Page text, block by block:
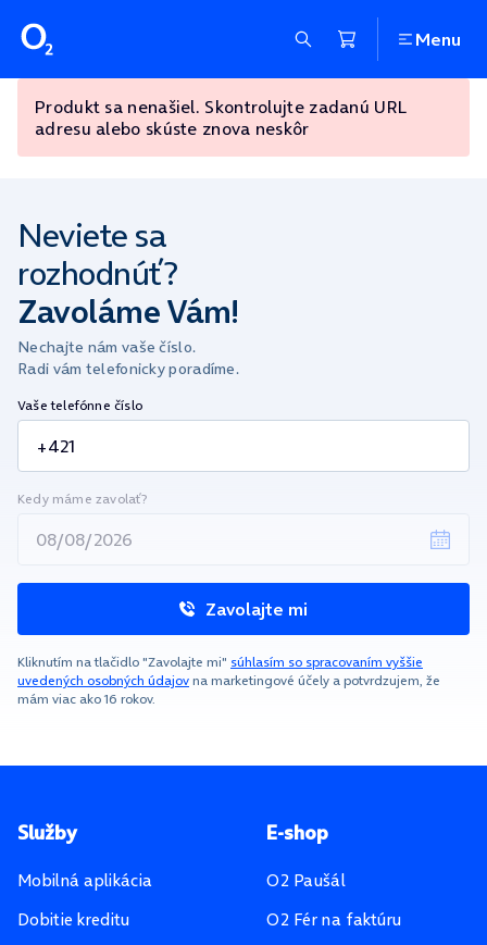
Menu
Produkt sa nenašiel. Skontrolujte zadanú URL
adresu alebo skúste znova neskôr
Neviete sa
rozhodnúť?
Zavoláme Vám!
Nechajte nám vaše číslo.
Radi vám telefonicky poradíme.
Vaše telefónne číslo
Kedy máme zavolať?
Zavolajte mi
Kliknutím na tlačidlo "Zavolajte mi" súhlasím so spracovaním vyššie
uvedených osobných údajovna marketingové účely a potvrdzujem, že
mám viac ako 16 rokov.
Pätička stránky
Služby
Mobilná aplikácia
Dobitie kreditu
E-shop
O2 Paušál
O2 Fér na faktúru